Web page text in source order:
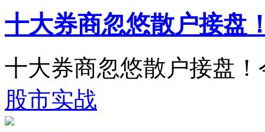
十大券商忽悠散户接盘
十大券商忽悠散户接盘
股市实战